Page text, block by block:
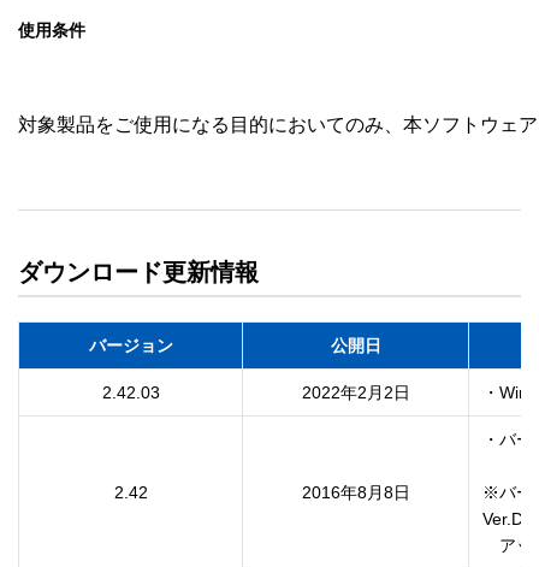
使用条件
対象製品をご使用になる目的においてのみ、本ソフトウェ
ダウンロード更新情報
バージョン 公開日
2.42.03 2022年2月2日 ・
2.42 2016年8月8日
・バ
※バー
アッ